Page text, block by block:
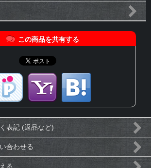
この商品を共有する
表記 (返品など)
合わせる
る